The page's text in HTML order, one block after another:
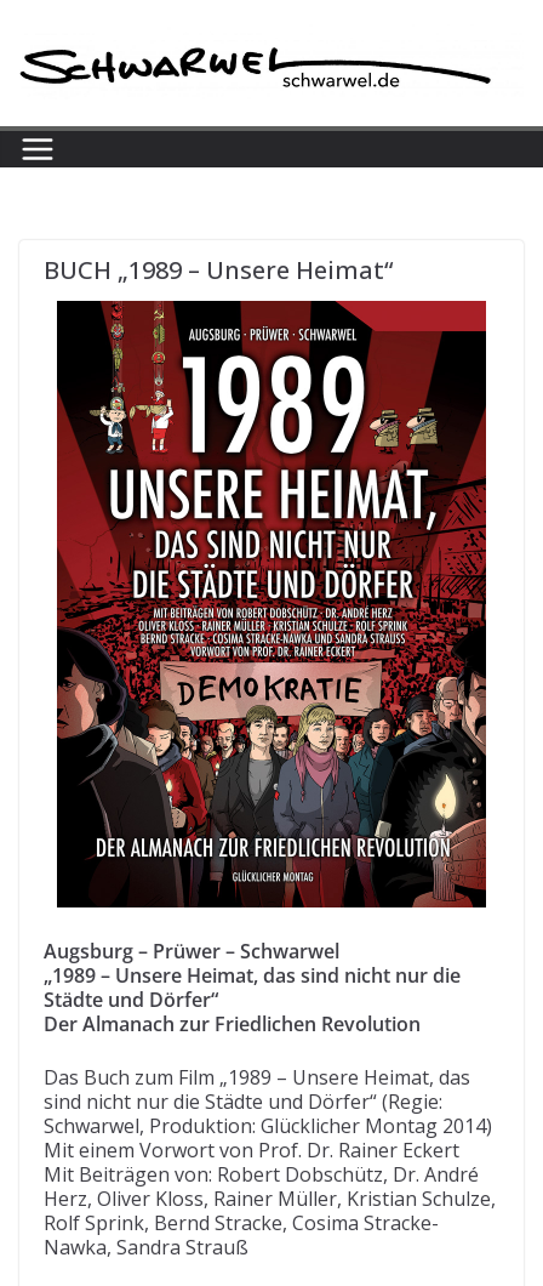
content
BUCH „1989 – Unsere Heimat“
Augsburg – Prüwer – Schwarwel
„1989 – Unsere Heimat, das sind nicht nur die
Städte und Dörfer“
Der Almanach zur Friedlichen Revolution
Das Buch zum Film „1989 – Unsere Heimat, das
sind nicht nur die Städte und Dörfer“ (Regie:
Schwarwel, Produktion: Glücklicher Montag 2014)
Mit einem Vorwort von Prof. Dr. Rainer Eckert
Mit Beiträgen von: Robert Dobschütz, Dr. André
Herz, Oliver Kloss, Rainer Müller, Kristian Schulze,
Rolf Sprink, Bernd Stracke, Cosima Stracke-
Nawka, Sandra Strauß